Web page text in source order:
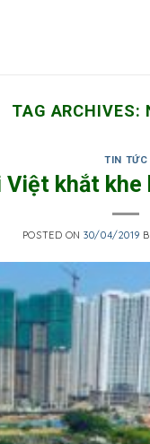
TAG ARCHIVES:
TIN TỨC
Việt khắt khe
POSTED ON30/04/2019